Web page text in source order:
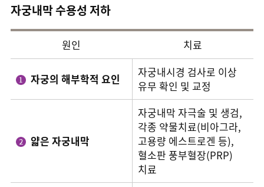
자궁내막 수용성 저하
원인 치료
자궁의 해부학적 요인
자궁내시경 검사로 이상
유무 확인 및 교정
얇은 자궁내막
자궁내막 자극술 및 생검,
각종 약물치료(비아그라,
고용량 에스트로겐 등),
혈소판 풍부혈장(PRP)
치료